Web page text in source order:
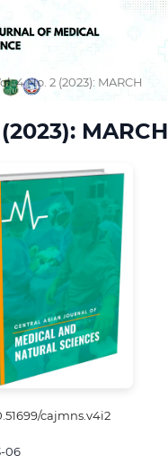
4 No. 2 (2023): MARCH
MARCH
cajmns.v4i2
06